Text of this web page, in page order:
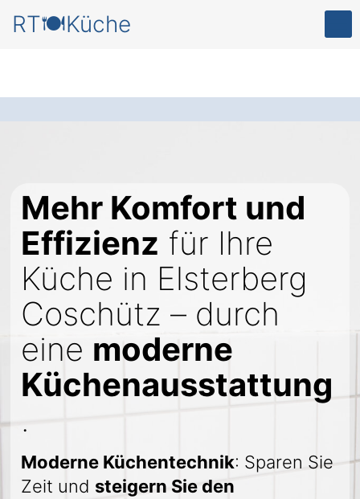
RT🍽️Küche
Mehr Komfort und
Effizienz für Ihre
Küche in Elsterberg
Coschütz – durch
eine moderne
Küchenausstattung
.
Moderne Küchentechnik: Sparen Sie
Zeit und steigern Sie den